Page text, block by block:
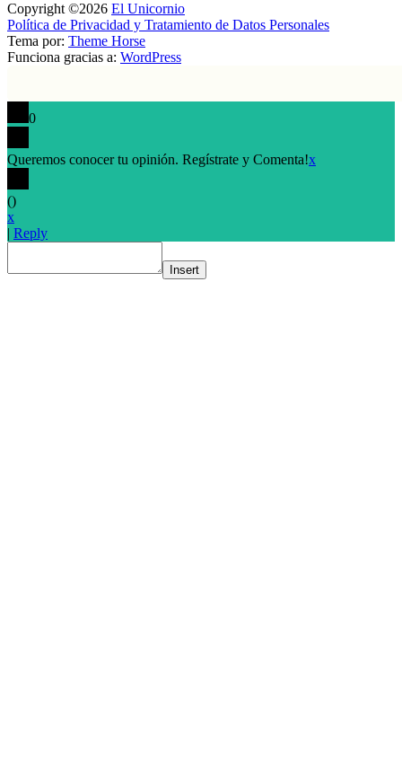
Copyright ©2026 El Unicornio
Política de Privacidad y Tratamiento de Datos Personales
Tema por: Theme Horse
Funciona gracias a: WordPress
0
Queremos conocer tu opinión. Regístrate y Comenta!x
()
x
| Reply
Insert